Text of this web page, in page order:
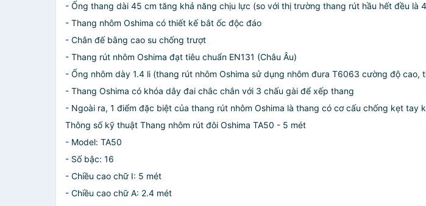
- Ống thang dài 45 cm tăng khả năng chịu lực (so với thị trường thang rút hầu hết đều là
- Thang nhôm Oshima có thiết kế bắt ốc độc đáo
- Chân đế bằng cao su chống trượt
- Thang rút nhôm Oshima đạt tiêu chuẩn EN131 (Châu Âu)
- Ống nhôm dày 1.4 li (thang rút nhôm Oshima sử dụng nhôm đura T6063 cường độ
- Thang Oshima có khóa dây đai chắc chắn với 3 chấu gài để xếp thang
- Ngoài ra, 1 điểm đặc biệt của thang rút nhôm Oshima là thang có cơ cấu chống kẹt tay
Thông số kỹ thuật Thang nhôm rút đôi Oshima TA50 - 5 mét
- Model: TA50
- Số bậc: 16
- Chiều cao chữ I: 5 mét
- Chiều cao chữ A: 2.4 mét